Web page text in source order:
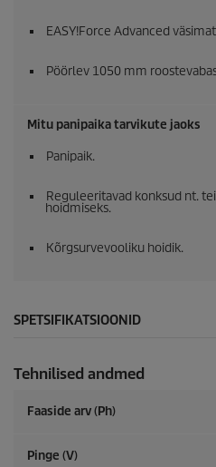
EASY!Force Advanced
Pöörlev 1050 mm
Mitu panipaika tarvikute jaoks
Panipaik.
Reguleeritavad konksud nt.
hoidmiseks.
Kõrgsurvevooliku hoidik.
SPETSIFIKATSIOONID
Tehnilised andmed
Faaside arv (Ph)
Pinge (V)